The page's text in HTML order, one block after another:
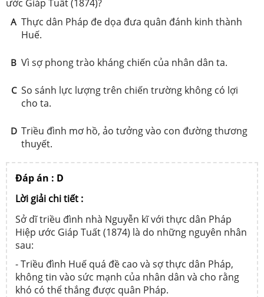
ước Giáp Tuất (1874)?
A Thực dân Pháp đe dọa đưa quân đánh kinh thành
Huế.
B Vì sợ phong trào kháng chiến của nhân dân ta.
C So sánh lực lượng trên chiến trường không có lợi
cho ta.
D Triều đình mơ hồ, ảo tưởng vào con đường thương
thuyết.
Đáp án : D
Lời giải chi tiết :
Sở dĩ triều đình nhà Nguyễn kĩ với thực dân Pháp
Hiệp ước Giáp Tuất (1874) là do những nguyên nhân
sau:
- Triều đình Huế quá đề cao và sợ thực dân Pháp,
không tin vào sức mạnh của nhân dân và cho rằng
khó có thể thắng được quân Pháp.